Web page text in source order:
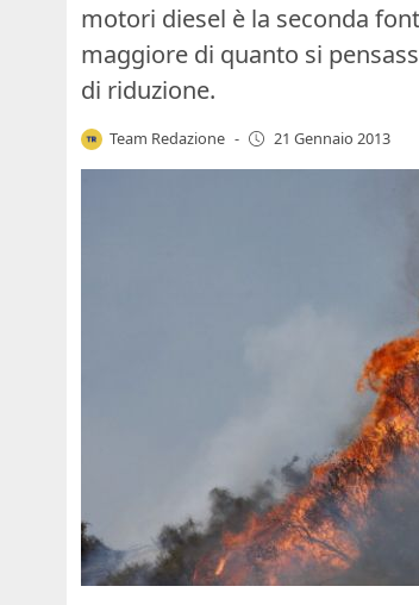
motori diesel è la seconda
maggiore di quanto si
di riduzione.
Team Redazione - 21 Gennaio 2013